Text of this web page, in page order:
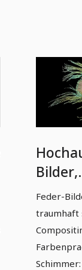
Bilder,
Feder-
traumhaft